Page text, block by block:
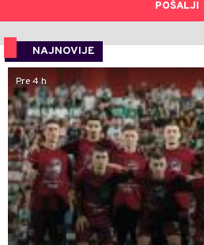
POŠALJI
NAJNOVIJE
Pre 4 h